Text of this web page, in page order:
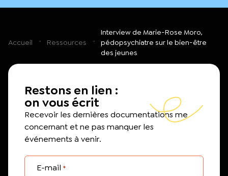
Accueil Ressources
Interview de Marie-Rose Moro,
pédopsychiatre sur le bien-être
des jeunes
Restons en lien :
on vous écrit
Recevoir les dernières documentations me
concernant et ne pas manquer les
événements à venir.
E-mail *